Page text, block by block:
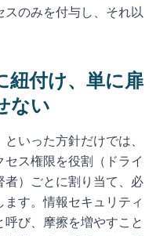
のみを付与し、それ以
紐付け、単に扉
ない
いった方針だけでは、
ス権限を役割（ドライ
者）ごとに割り当て、必
す。情報セキュリティ
び、摩擦を増やすこと